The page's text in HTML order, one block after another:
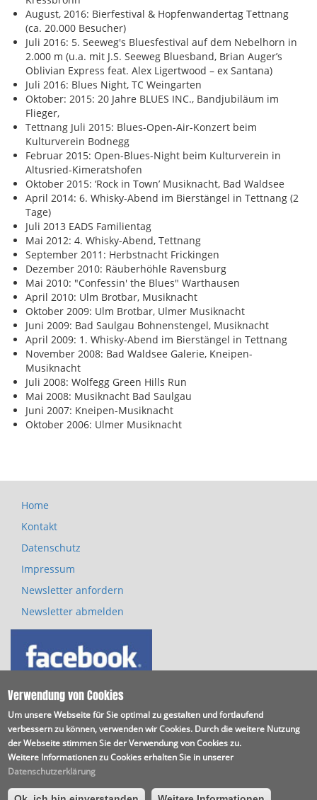
August, 2016: Bierfestival & Hopfenwandertag Tettnang
(ca. 20.000 Besucher)
Juli 2016: 5. Seeweg's Bluesfestival auf dem Nebelhorn in
2.000 m (u.a. mit J.S. Seeweg Bluesband, Brian Auger’s
Oblivian Express feat. Alex Ligertwood – ex Santana)
Juli 2016: Blues Night, TC Weingarten
Oktober: 2015: 20 Jahre BLUES INC., Bandjubiläum im
Flieger,
Tettnang Juli 2015: Blues-Open-Air-Konzert beim
Kulturverein Bodnegg
Februar 2015: Open-Blues-Night beim Kulturverein in
Altusried-Kimeratshofen
Oktober 2015: ‘Rock in Town’ Musiknacht, Bad Waldsee
April 2014: 6. Whisky-Abend im Bierstängel in Tettnang (2
Tage)
Juli 2013 EADS Familientag
Mai 2012: 4. Whisky-Abend, Tettnang
September 2011: Herbstnacht Frickingen
Dezember 2010: Räuberhöhle Ravensburg
Mai 2010: "Confessin' the Blues" Warthausen
April 2010: Ulm Brotbar, Musiknacht
Oktober 2009: Ulm Brotbar, Ulmer Musiknacht
Juni 2009: Bad Saulgau Bohnenstengel, Musiknacht
April 2009: 1. Whisky-Abend im Bierstängel in Tettnang
November 2008: Bad Waldsee Galerie, Kneipen-
Musiknacht
Juli 2008: Wolfegg Green Hills Run
Mai 2008: Musiknacht Bad Saulgau
Juni 2007: Kneipen-Musiknacht
Oktober 2006: Ulmer Musiknacht
Footer
menu
Home
Kontakt
Datenschutz
Impressum
Newsletter anfordern
Newsletter abmelden
Verwendung von Cookies
Um unsere Webseite für Sie optimal zu gestalten und fortlaufend
verbessern zu können, verwenden wir Cookies. Durch die weitere Nutzung
der Webseite stimmen Sie der Verwendung von Cookies zu.
Weitere Informationen zu Cookies erhalten Sie in unserer
Datenschutzerklärung